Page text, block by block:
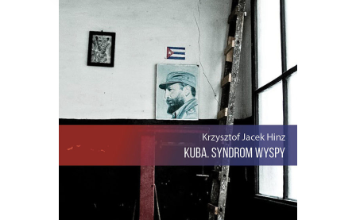
KUBA. SYNDROM WYSPY
Rewolucja i dysydenci, Kubanki
walczące o podpaski i Kubańczycy,
którzy obrażają rewolucję szortami i
sandałami. Jest tu dawna świetność
Hawany, są prosięta hodowane w
wannach i jest krowa – bohaterka
rewolucji.